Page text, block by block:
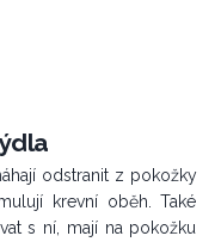
odstranit z pokožky
krevní oběh. Také
s ní, mají na pokožku